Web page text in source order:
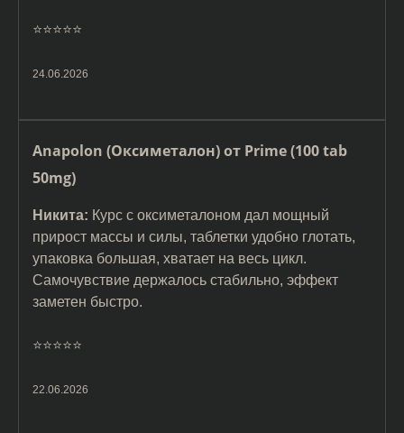
⭐️⭐️⭐️⭐️⭐️
24.06.2026
Anapolon (Оксиметалон) от Prime (100 tab
50mg)
Никита: Курс с оксиметалоном дал мощный
прирост массы и силы, таблетки удобно глотать,
упаковка большая, хватает на весь цикл.
Самочувствие держалось стабильно, эффект
заметен быстро.
⭐️⭐️⭐️⭐️⭐️
22.06.2026